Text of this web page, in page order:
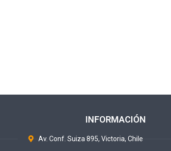
INFORMACIÓN
Av. Conf. Suiza 895, Victoria, Chile